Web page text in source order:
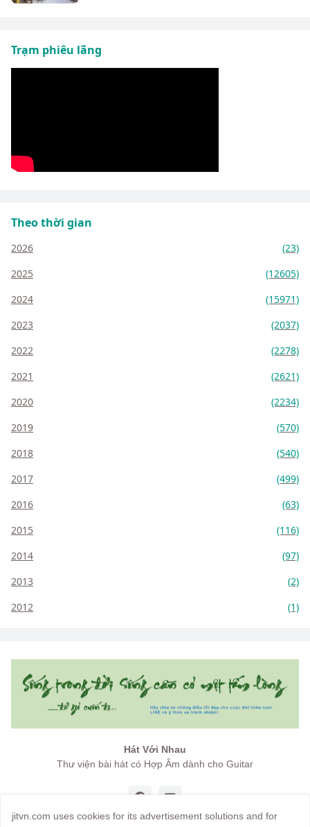
Trạm phiêu lãng
Theo thời gian
2026
(23)
2025
(12605)
2024
(15971)
2023
(2037)
2022
(2278)
2021
(2621)
2020
(2234)
2019
(570)
2018
(540)
2017
(499)
2016
(63)
2015
(116)
2014
(97)
2013
(2)
2012
(1)
Hát Với Nhau
Thư viện bài hát có Hợp Âm dành cho Guitar
jitvn.com uses cookies for its advertisement solutions and for